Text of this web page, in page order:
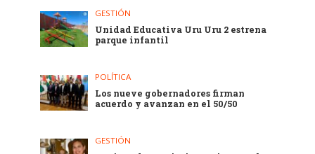
GESTIÓN
Unidad Educativa Uru Uru 2 estrena
parque infantil
POLÍTICA
Los nueve gobernadores firman
acuerdo y avanzan en el 50/50
GESTIÓN